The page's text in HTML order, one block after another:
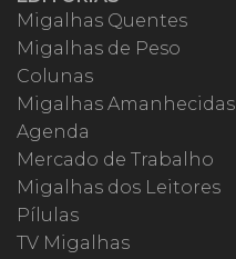
Migalhas Quentes
Migalhas de Peso
Colunas
Migalhas Amanhecidas
Agenda
Mercado de Trabalho
Migalhas dos Leitores
Pílulas
TV Migalhas